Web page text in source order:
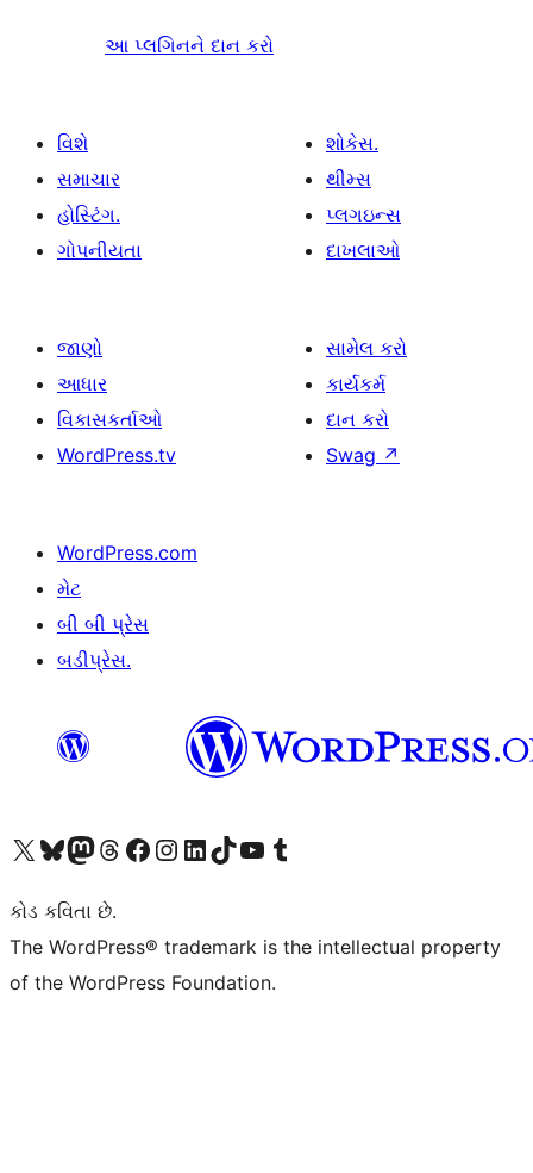
આ પ્લગિનને દાન કરો
વિશે
સમાચાર
હોસ્ટિંગ.
ગોપનીયતા
શોકેસ.
થીમ્સ
પ્લગઇન્સ
દાખલાઓ
જાણો
આધાર
વિકાસકર્તાઓ
WordPress.tv
સામેલ કરો
કાર્યકર્મ
દાન કરો
Swag ↗
WordPress.com
મેટ
બી બી પ્રેસ
બડીપ્રેસ.
અમારા X (અગાઉ ટ્વિટર) એકાઉન્ટની મુલાકાત લોઅમારા Bluesky એકાઉન્ટની મુલાકાત લોઅમારા માસ્ટોડોન એકાઉન્ટની મુલાકાત લોઅમારા Threads એકાઉન્ટની મુલાકાત લો અમારા ફેસબુક પેજની મુલાકાત લોઅમારા ઇન્સ્ટાગ્રામ એકાઉન્ટની મુલાકાત લો અમારા LinkedIn એકાઉન્ટની મુલાકાત લોઅમારા TikTok એકાઉન્ટની મુલાકાત લોઅમારી YouTube ચેનલની મુલાકાત લો અમારા Tumblr એકાઉન્ટની મુલાકાત લો
કોડ કવિતા છે.
The WordPress® trademark is the intellectual property
of the WordPress Foundation.